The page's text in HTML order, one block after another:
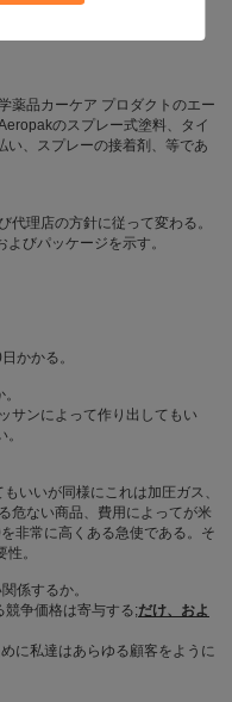
薬品カーケア プロダクトのエー
のスプレー式塗料、タイ
い、スプレーの接着剤、等であ
代理店の方針に従って変わる。
びパッケージを示す。
かかる。
サンによって作り出してもい
いいが同様にこれは加圧ガス、
危ない商品、費用によってが米
非常に高くある急使である。そ
。
係するか。
競争価格は寄与する;だけ、およ
に私達はあらゆる顧客をように